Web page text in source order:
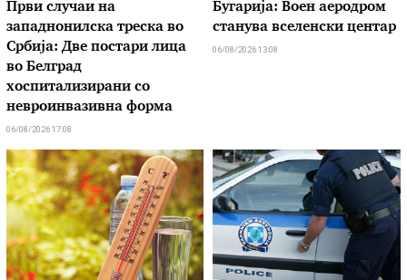
Први случаи на
западнонилска треска во
Србија: Две постари лица
во Белград
хоспитализирани со
невроинвазивна форма
06/08/2026 17:08
Бугарија: Воен аеродром
станува вселенски центар
06/08/2026 13:08